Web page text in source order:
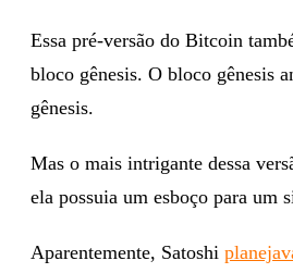
Essa pré-versão do Bitcoin
bloco gênesis. O bloco gênesis
gênesis.
Mas o mais intrigante dessa
ela possuia um esboço para um
Aparentemente, Satoshi